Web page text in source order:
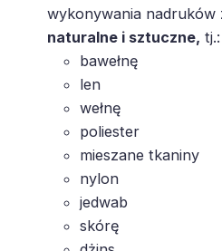
wykonywania nadruków
naturalne i sztuczne, tj.:
bawełnę
len
wełnę
poliester
mieszane tkaniny
nylon
jedwab
skórę